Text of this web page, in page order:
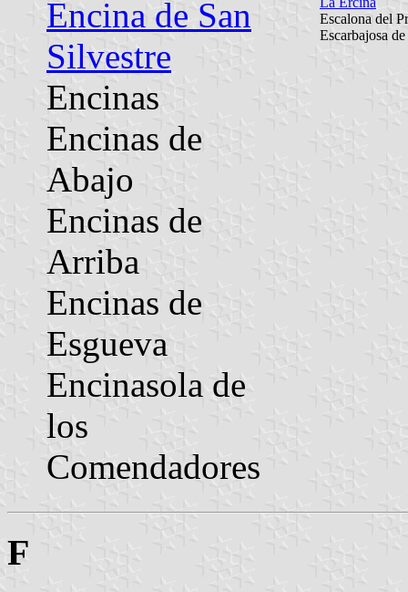
Encina de San
Silvestre
Encinas
Encinas de
Abajo
Encinas de
Arriba
Encinas de
Esgueva
Encinasola de
los
Comendadores
Escalona del
Escarbajosa
F